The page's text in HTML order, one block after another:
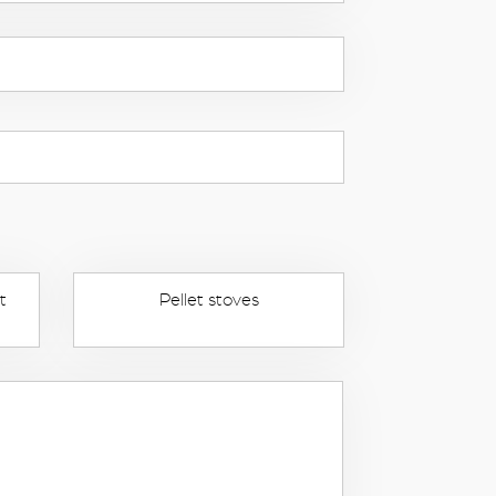
Pellet stoves